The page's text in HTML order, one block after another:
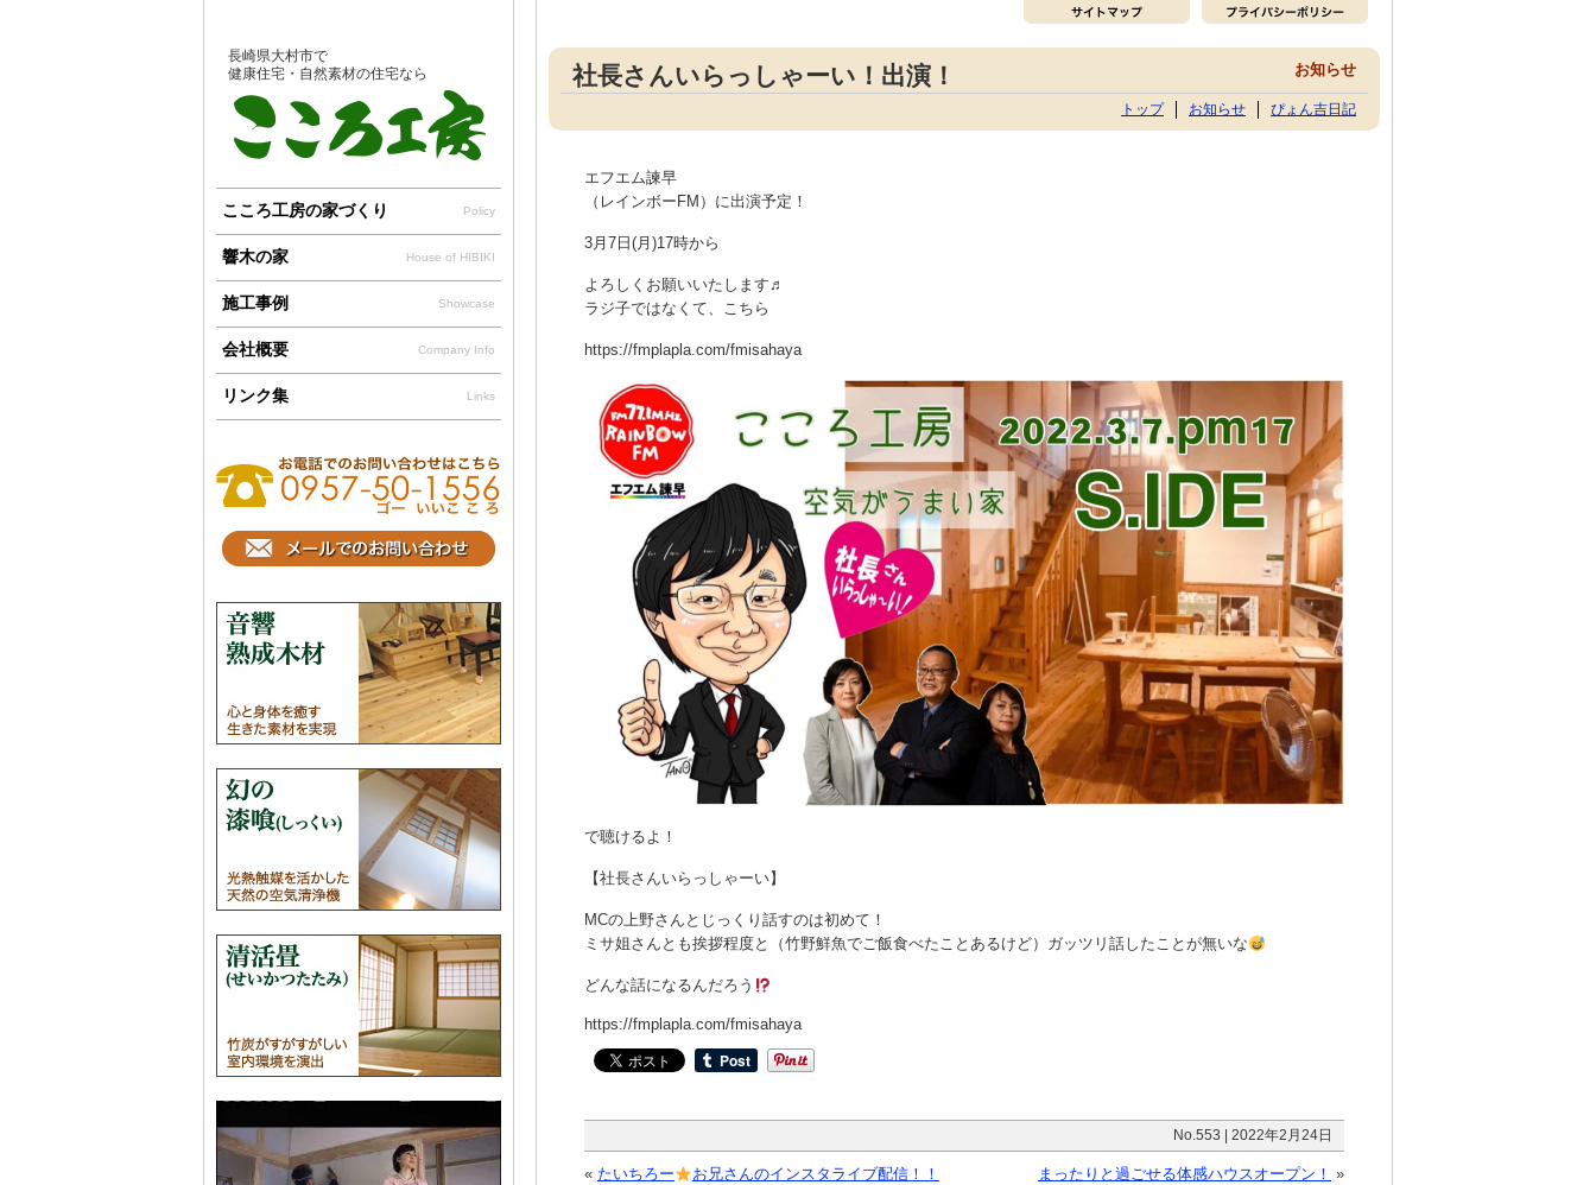
社長さんいらっしゃーい！出演！ お知らせ
トップ お知らせ ぴょん吉日記
エフエム諫早
（レインボーFM）に出演予定！
3月7日(月)17時から
よろしくお願いいたします♬
ラジ子ではなくて、こちら
https://fmplapla.com/fmisahaya
で聴けるよ！
【社長さんいらっしゃーい】
MCの上野さんとじっくり話すのは初めて！
ミサ姐さんとも挨拶程度と（竹野鮮魚でご飯食べたことあるけど）ガッツリ話したことが無いな
どんな話になるんだろう
https://fmplapla.com/fmisahaya
No.553 | 2022年2月24日
« たいちろー お兄さんのインスタライブ配信！！ まったりと過ごせる体感ハウスオープン！ »
長崎県大村市で
健康住宅・自然素材の住宅なら
こころ工房の家づくり Policy
響木の家 House of HIBIKI
施工事例 Showcase
会社概要 Company Info
リンク集 Links